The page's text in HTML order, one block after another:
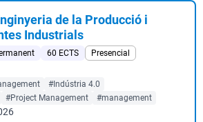
de la Producció i
Industrials
60 ECTS
Presencial
#Indústria 4.0
#Project Management #management